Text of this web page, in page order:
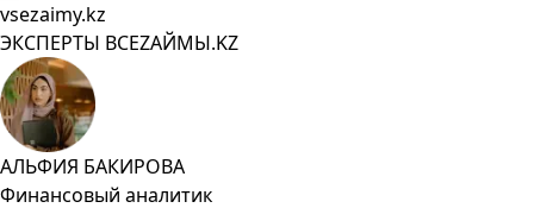
vsezaimy.kz
ЭКСПЕРТЫ ВСЕZAЙМЫ.KZ
АЛЬФИЯ БАКИРОВА
Финансовый аналитик